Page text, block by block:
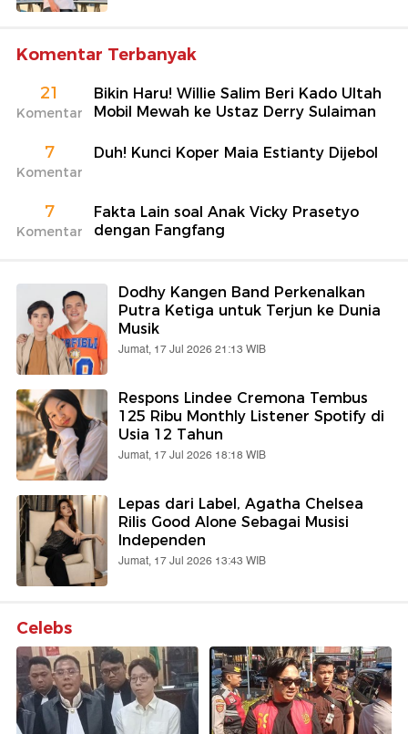
Komentar Terbanyak
21
Komentar
Bikin Haru! Willie Salim Beri Kado Ultah
Mobil Mewah ke Ustaz Derry Sulaiman
7
Komentar
Duh! Kunci Koper Maia Estianty Dijebol
7
Komentar
Fakta Lain soal Anak Vicky Prasetyo
dengan Fangfang
Dodhy Kangen Band Perkenalkan
Putra Ketiga untuk Terjun ke Dunia
Musik
Jumat, 17 Jul 2026 21:13 WIB
Respons Lindee Cremona Tembus
125 Ribu Monthly Listener Spotify di
Usia 12 Tahun
Jumat, 17 Jul 2026 18:18 WIB
Lepas dari Label, Agatha Chelsea
Rilis Good Alone Sebagai Musisi
Independen
Jumat, 17 Jul 2026 13:43 WIB
Celebs